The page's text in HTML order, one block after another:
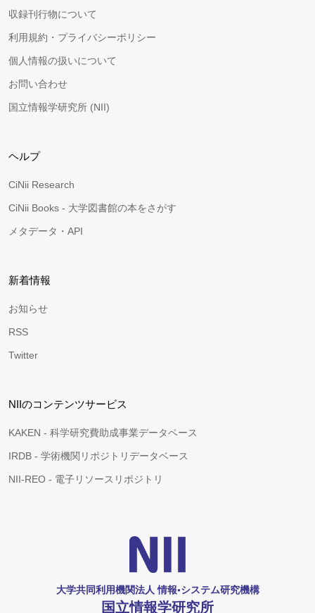
収録刊行物について
利用規約・プライバシーポリシー
個人情報の扱いについて
お問い合わせ
国立情報学研究所 (NII)
ヘルプ
CiNii Research
CiNii Books - 大学図書館の本をさがす
メタデータ・API
新着情報
お知らせ
RSS
Twitter
NIIのコンテンツサービス
KAKEN - 科学研究費助成事業データベース
IRDB - 学術機関リポジトリデータベース
NII-REO - 電子リソースリポジトリ
大学共同利用機関法人 情報•システム研究機構
国立情報学研究所